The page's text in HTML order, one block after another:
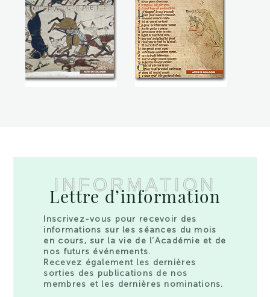
INFORMATION
Lettre d’information
Inscrivez-vous pour recevoir des
informations sur les séances du mois
en cours, sur la vie de l’Académie et de
nos futurs événements.
Recevez également les dernières
sorties des publications de nos
membres et les dernières nominations.